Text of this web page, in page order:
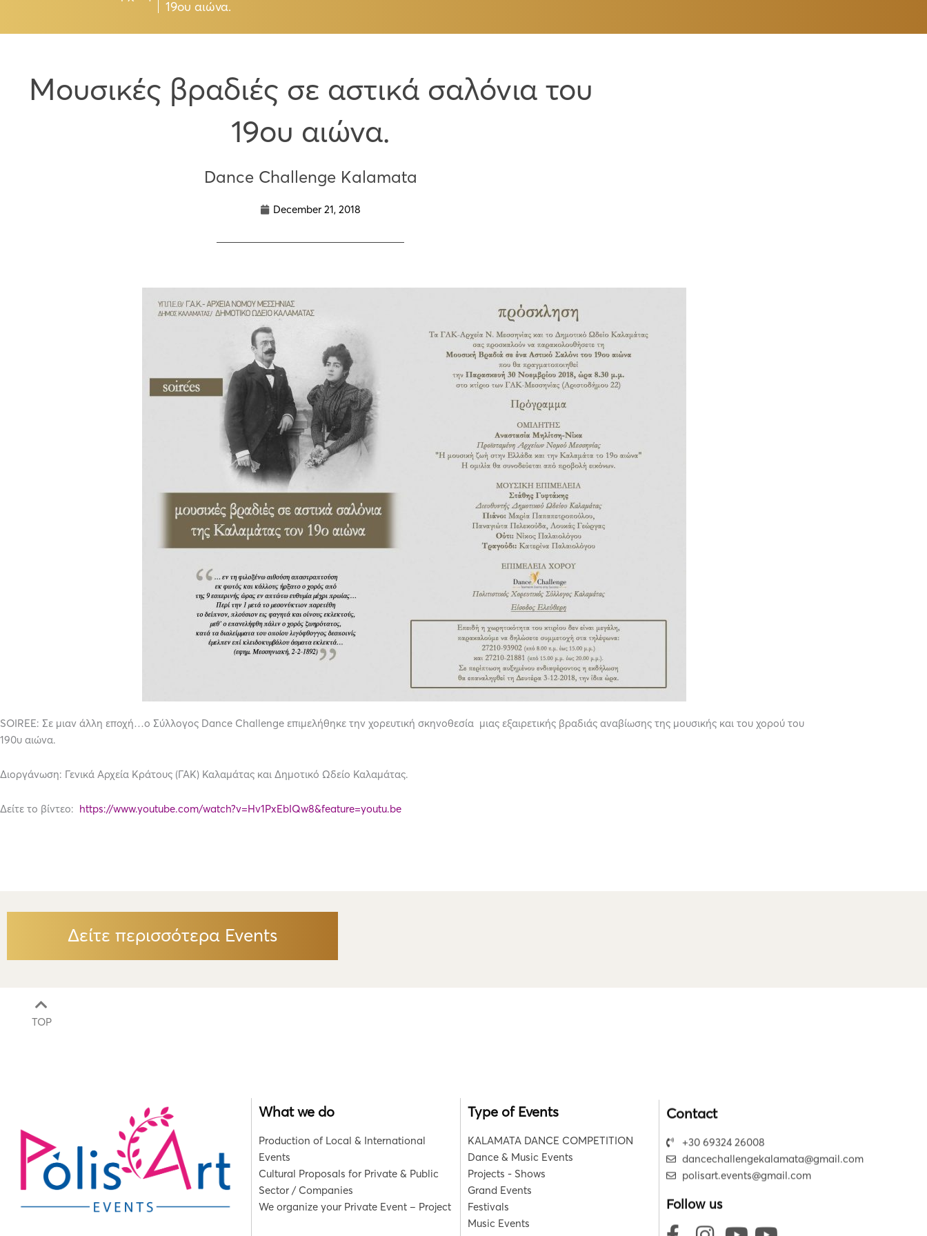
19ου αιώνα.
Μουσικές βραδιές σε αστικά σαλόνια του
19ου αιώνα.
Dance Challenge Kalamata
December 21, 2018
SOIREE: Σε μιαν άλλη εποχή…ο Σύλλογος Dance Challenge επιμελήθηκε την χορευτική σκηνοθεσία μιας εξαιρετικής βραδιάς αναβίωσης της μουσικής και του χορού του
190υ αιώνα.
Διοργάνωση: Γενικά Αρχεία Κράτους (ΓΑΚ) Καλαμάτας και Δημοτικό Ωδείο Καλαμάτας.
Δείτε το βίντεο: https://www.youtube.com/watch?v=Hv1PxEbIQw8&feature=youtu.be
Δείτε περισσότερα Events
TOP
What we do
Production of Local & International
Events
Cultural Proposals for Private & Public
Sector / Companies
We organize your Private Event – Project
Type of Events
KALAMATA DANCE COMPETITION
Dance & Music Events
Projects - Shows
Grand Events
Festivals
Music Events
Contact
+30 69324 26008
dancechallengekalamata@gmail.com
polisart.events@gmail.com
Follow us